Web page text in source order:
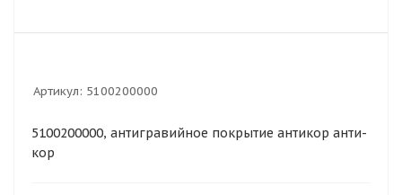
Артикул: 5100200000
5100200000, антигравийное покрытие антикор анти-
кор